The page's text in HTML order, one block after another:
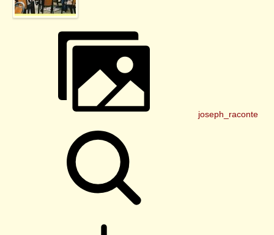
joseph_raconte